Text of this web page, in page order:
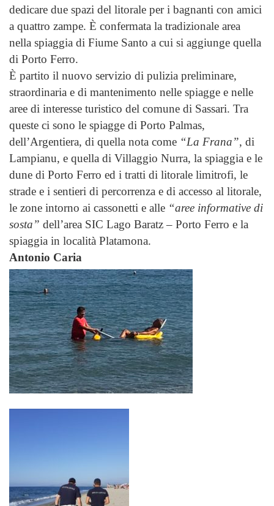
dedicare due spazi del litorale per i bagnanti con amici
a quattro zampe. È confermata la tradizionale area
nella spiaggia di Fiume Santo a cui si aggiunge quella
di Porto Ferro.
È partito il nuovo servizio di pulizia preliminare,
straordinaria e di mantenimento nelle spiagge e nelle
aree di interesse turistico del comune di Sassari. Tra
queste ci sono le spiagge di Porto Palmas,
dell’Argentiera, di quella nota come “La Frana”, di
Lampianu, e quella di Villaggio Nurra, la spiaggia e le
dune di Porto Ferro ed i tratti di litorale limitrofi, le
strade e i sentieri di percorrenza e di accesso al litorale,
le zone intorno ai cassonetti e alle “aree informative di
sosta” dell’area SIC Lago Baratz – Porto Ferro e la
spiaggia in località Platamona.
Antonio Caria